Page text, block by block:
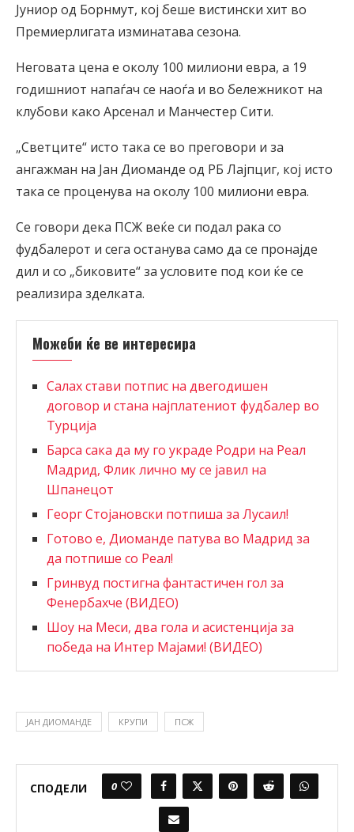
Јуниор од Борнмут, кој беше вистински хит во
Премиерлигата изминатава сезона.
Неговата цена е околу 100 милиони евра, а 19
годишниот напаѓач се наоѓа и во бележникот на
клубови како Арсенал и Манчестер Сити.
„Светците“ исто така се во преговори и за
ангажман на Јан Диоманде од РБ Лајпциг, кој исто
така се проценува на околу 100 милиони евра.
Се говори дека ПСЖ веќе си подал рака со
фудбалерот и сега останува само да се пронајде
дил и со „биковите“ за условите под кои ќе се
реализира зделката.
Можеби ќе ве интересира
Салах стави потпис на двегодишен
договор и стана најплатениот фудбалер во
Турција
Барса сака да му го украде Родри на Реал
Мадрид, Флик лично му се јавил на
Шпанецот
Георг Стојановски потпиша за Лусаил!
Готово е, Диоманде патува во Мадрид за
да потпише со Реал!
Гринвуд постигна фантастичен гол за
Фенербахче (ВИДЕО)
Шоу на Меси, два гола и асистенција за
победа на Интер Мајами! (ВИДЕО)
ЈАН ДИОМАНДЕ КРУПИ ПСЖ
СПОДЕЛИ 0